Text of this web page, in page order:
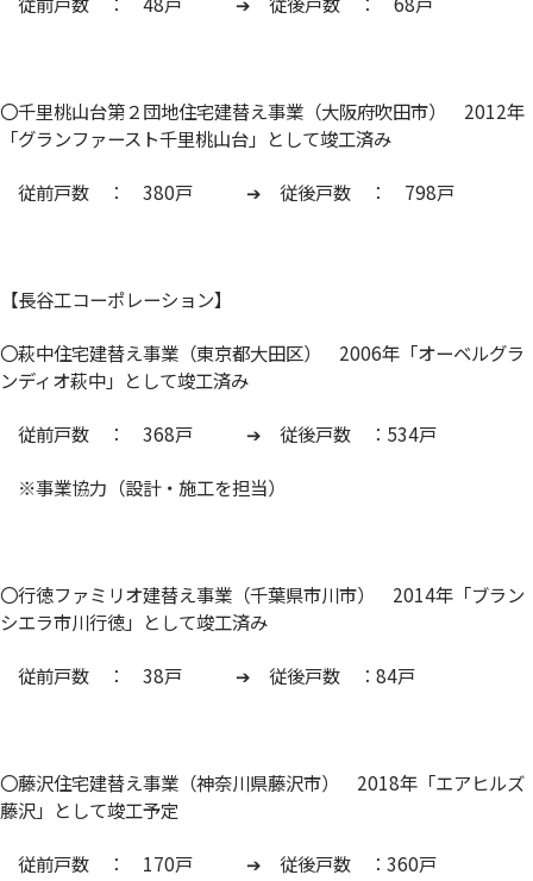
〇千里桃山台第２団地住宅建替え事業（大阪府吹田市） 2012年
「グランファースト千里桃山台」として竣工済み
従前戸数 ： 380戸 ➔ 従後戸数 ： 798戸
【長谷工コーポレーション】
〇萩中住宅建替え事業（東京都大田区） 2006年「オーベルグラ
ンディオ萩中」として竣工済み
従前戸数 ： 368戸 ➔ 従後戸数 ：534戸
※事業協力（設計・施工を担当）
〇行徳ファミリオ建替え事業（千葉県市川市） 2014年「ブラン
シエラ市川行徳」として竣工済み
従前戸数 ： 38戸 ➔ 従後戸数 ：84戸
〇藤沢住宅建替え事業（神奈川県藤沢市） 2018年「エアヒルズ
藤沢」として竣工予定
従前戸数 ： 170戸 ➔ 従後戸数 ：360戸